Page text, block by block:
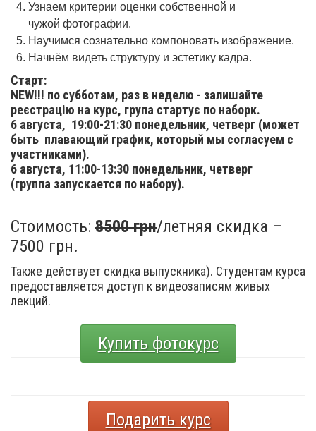
Узнаем критерии оценки собственной и
чужой фотографии.
Научимся сознательно компоновать изображение.
Начнём видеть структуру и эстетику кадра.
Старт:
NEW!!! по субботам, раз в неделю - залишайте
реєстрацію на курс, група стартує по наборк.
6 августа, 19:00-21:30 понедельник, четверг (может
быть плавающий график, который мы согласуем с
участниками).
6 августа, 11:00-13:30 понедельник, четверг
(группа запускается по набору).
Стоимость: 8500 грн/летняя скидка –
7500 грн.
Также действует скидка выпускника). Студентам курса
предоставляется доступ к видеозаписям живых
лекций.
Купить фотокурс
Подарить курс